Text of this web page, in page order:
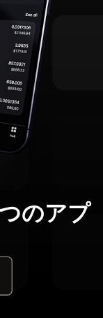
のアプ